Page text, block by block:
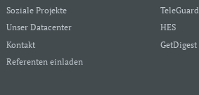
Soziale Projekte
Unser Datacenter
Kontakt
Referenten einladen
TeleGuard
HES
GetDigest